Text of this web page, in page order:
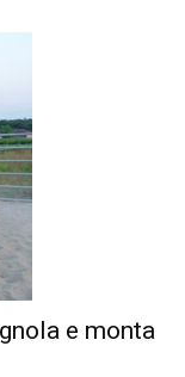
e monta